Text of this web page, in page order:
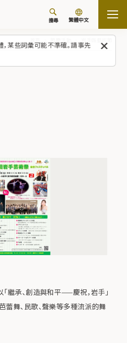
某些詞彙可能不準確。請事先
搜尋 繁體中文
繼承、創造與和平——慶祝，岩手」
蕾舞、民歌、聲樂等多種流派的舞